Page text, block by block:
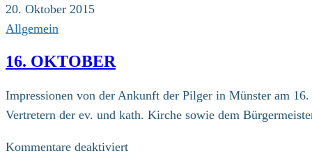
Religionsvertretern
20. Oktober 2015
Allgemein
16. OKTOBER
Impressionen von der Ankunft der Pilger in Münster am
Vertretern der ev. und kath. Kirche sowie dem
Kommentare deaktiviertfür